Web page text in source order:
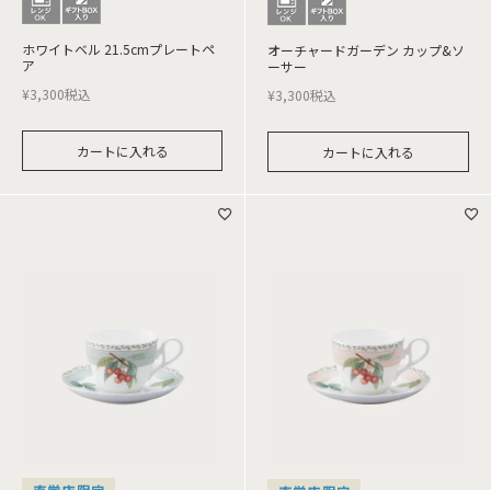
ホワイトベル 21.5cmプレートペ
ア
¥3,300税込
カートに入れる
オーチャードガーデン カップ&ソ
ーサー
¥3,300税込
カートに入れる